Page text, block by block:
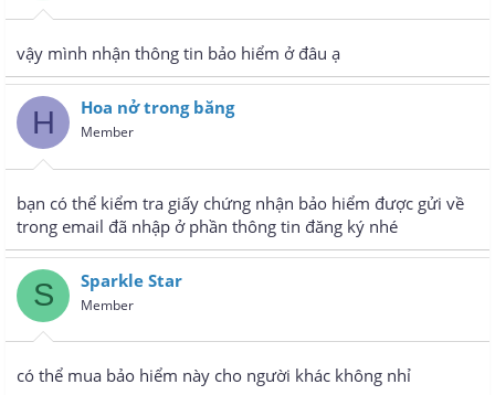
vậy mình nhận thông tin bảo hiểm ở đâu ạ
H Hoa nở trong băng
Member
bạn có thể kiểm tra giấy chứng nhận bảo hiểm được gửi về
trong email đã nhập ở phần thông tin đăng ký nhé
S Sparkle Star
Member
có thể mua bảo hiểm này cho người khác không nhỉ